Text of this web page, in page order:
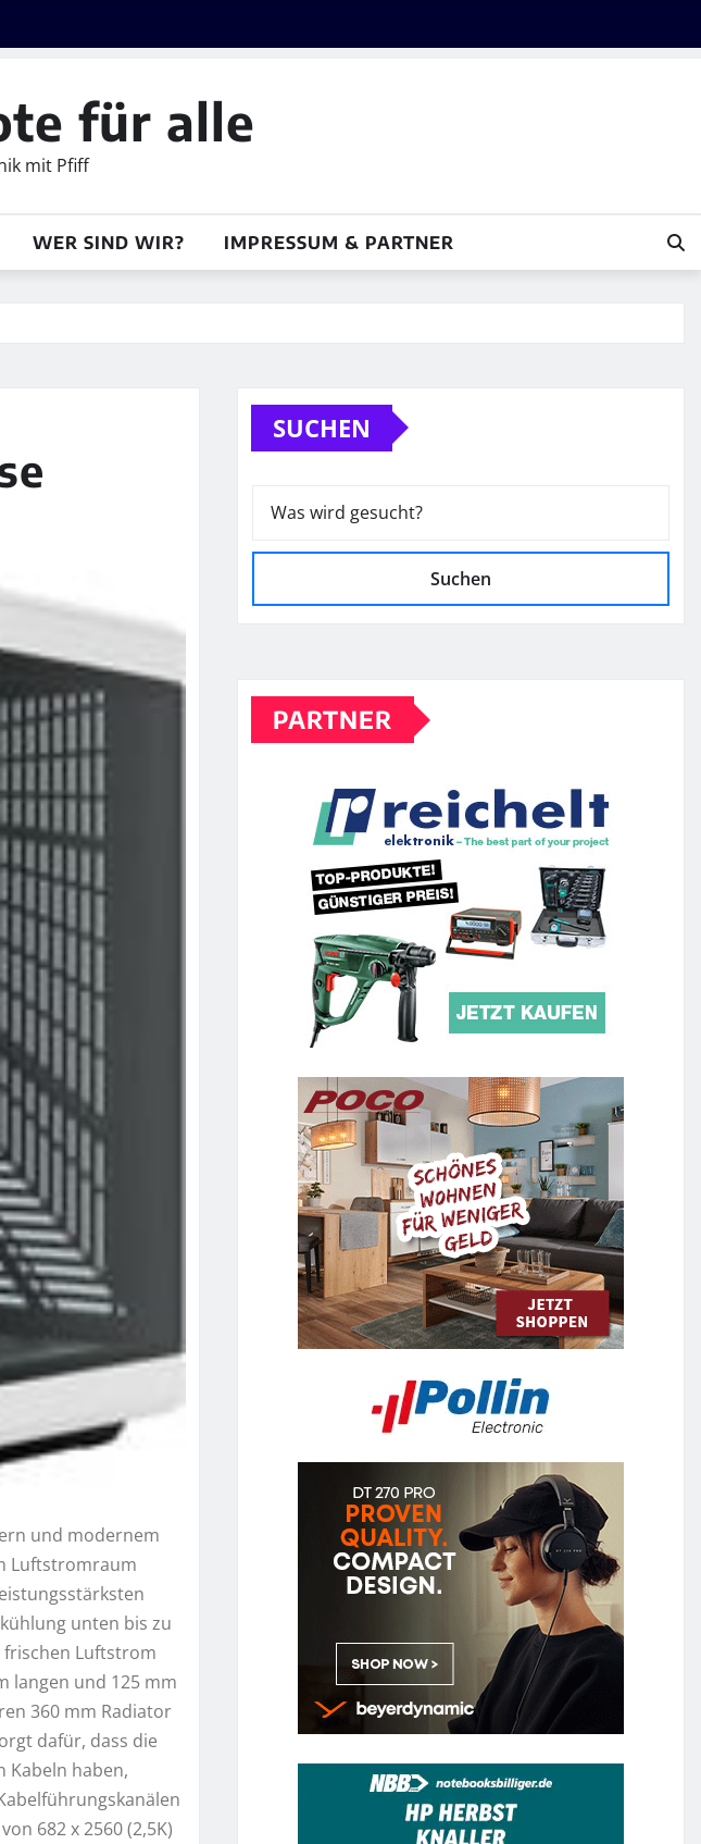
für alle
mit Pfiff
WER SIND WIR? IMPRESSUM & PARTNER
und modernem
Luftstromraum
unten bis zu
frischen Luftstrom
langen und 125 mm
360 mm Radiator
dafür, dass die
Kabeln haben,
682 x 2560 (2,5K)
SUCHEN
Suchen
PARTNER